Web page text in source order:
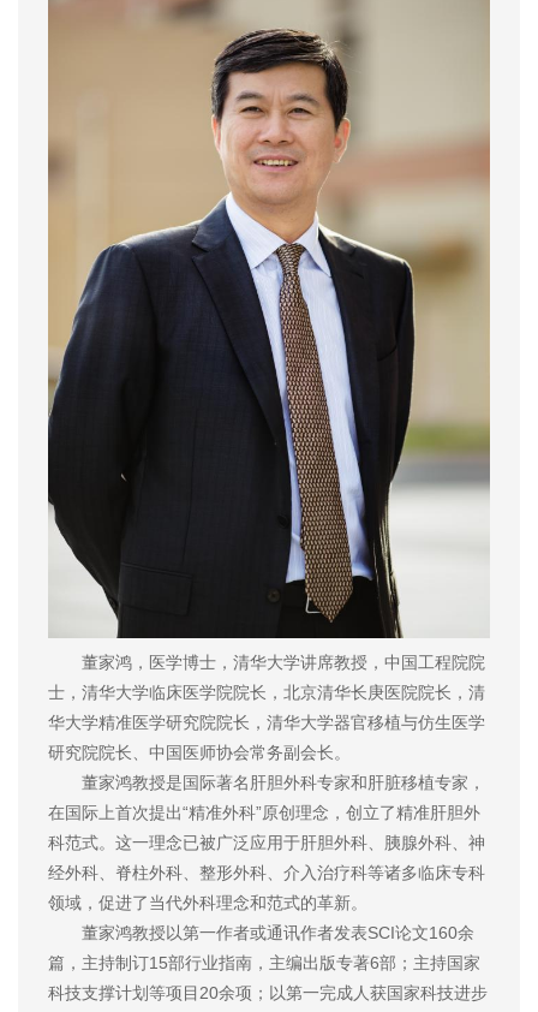
董家鸿，医学博士，清华大学讲席教授，中国工程院院
士，清华大学临床医学院院长，北京清华长庚医院院长，清
华大学精准医学研究院院长，清华大学器官移植与仿生医学
研究院院长、中国医师协会常务副会长。
董家鸿教授是国际著名肝胆外科专家和肝脏移植专家，
在国际上首次提出“精准外科”原创理念，创立了精准肝胆外
科范式。这一理念已被广泛应用于肝胆外科、胰腺外科、神
经外科、脊柱外科、整形外科、介入治疗科等诸多临床专科
领域，促进了当代外科理念和范式的革新。
董家鸿教授以第一作者或通讯作者发表SCI论文160余
篇，主持制订15部行业指南，主编出版专著6部；主持国家
科技支撑计划等项目20余项；以第一完成人获国家科技进步